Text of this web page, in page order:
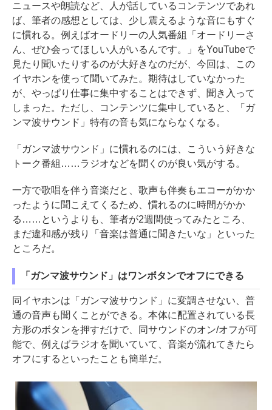
ニュースや朗読など、人が話しているコンテンツであれ
ば、筆者の感想としては、少し震えるような音にもすぐ
に慣れる。例えばオードリーの人気番組「オードリーさ
ん、ぜひ会ってほしい人がいるんです。」をYouTubeで
見たり聞いたりするのが大好きなのだが、今回は、この
イヤホンを使って聞いてみた。期待はしていなかった
が、やっぱり仕事に集中することはできず、聞き入って
しまった。ただし、コンテンツに集中していると、「ガ
ンマ波サウンド」特有の音も気にならなくなる。
「ガンマ波サウンド」に慣れるのには、こういう好きな
トーク番組……ラジオなどを聞くのが良い気がする。
一方で歌唱を伴う音楽だと、歌声も伴奏もエコーがかか
ったように聞こえてくるため、慣れるのに時間がかか
る……というよりも、筆者が2週間使ってみたところ、
まだ違和感が残り「音楽は普通に聞きたいな」といった
ところだ。
「ガンマ波サウンド」はワンボタンでオフにできる
同イヤホンは「ガンマ波サウンド」に変調させない、普
通の音声も聞くことができる。本体に配置されている長
方形のボタンを押すだけで、同サウンドのオン/オフが可
能で、例えばラジオを聞いていて、音楽が流れてきたら
オフにするといったことも簡単だ。